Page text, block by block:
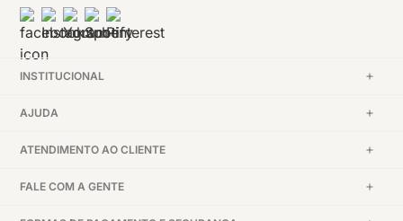
INSTITUCIONAL
AJUDA
ATENDIMENTO AO CLIENTE
FALE COM A GENTE